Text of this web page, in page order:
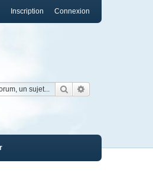
Connexion
Inscription
Rechercher